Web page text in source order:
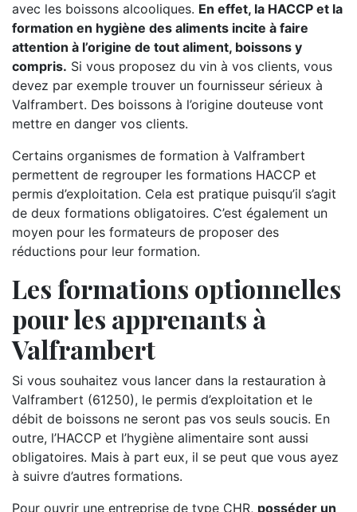
avec les boissons alcooliques. En effet, la HACCP et la
formation en hygiène des aliments incite à faire
attention à l’origine de tout aliment, boissons y
compris. Si vous proposez du vin à vos clients, vous
devez par exemple trouver un fournisseur sérieux à
Valframbert. Des boissons à l’origine douteuse vont
mettre en danger vos clients.
Certains organismes de formation à Valframbert
permettent de regrouper les formations HACCP et
permis d’exploitation. Cela est pratique puisqu’il s’agit
de deux formations obligatoires. C’est également un
moyen pour les formateurs de proposer des
réductions pour leur formation.
Les formations optionnelles
pour les apprenants à
Valframbert
Si vous souhaitez vous lancer dans la restauration à
Valframbert (61250), le permis d’exploitation et le
débit de boissons ne seront pas vos seuls soucis. En
outre, l’HACCP et l’hygiène alimentaire sont aussi
obligatoires. Mais à part eux, il se peut que vous ayez
à suivre d’autres formations.
Pour ouvrir une entreprise de type CHR, posséder un